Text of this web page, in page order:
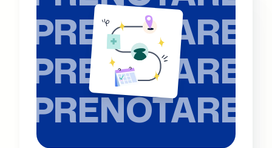
PRENOTARE
PRENOTARE
PRENOTARE